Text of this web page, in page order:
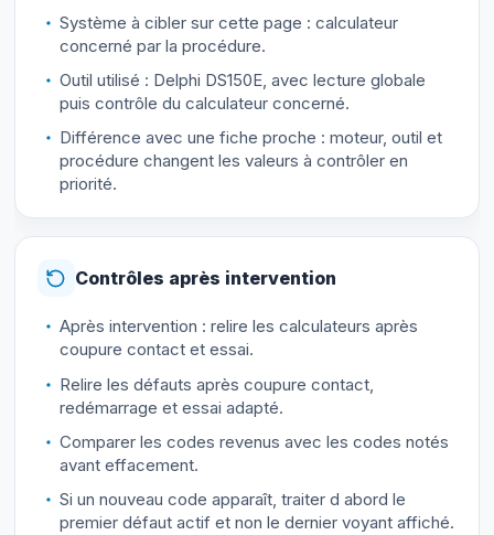
Système à cibler sur cette page : calculateur
concerné par la procédure.
Outil utilisé : Delphi DS150E, avec lecture globale
puis contrôle du calculateur concerné.
Différence avec une fiche proche : moteur, outil et
procédure changent les valeurs à contrôler en
priorité.
Contrôles après intervention
Après intervention : relire les calculateurs après
coupure contact et essai.
Relire les défauts après coupure contact,
redémarrage et essai adapté.
Comparer les codes revenus avec les codes notés
avant effacement.
Si un nouveau code apparaît, traiter d abord le
premier défaut actif et non le dernier voyant affiché.